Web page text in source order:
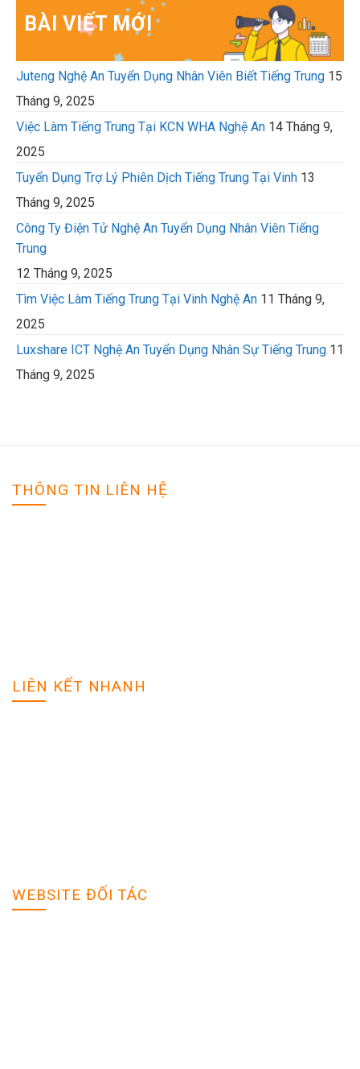
BÀI VIẾT MỚI
Juteng Nghệ An Tuyển Dụng Nhân Viên Biết Tiếng Trung 15
Tháng 9, 2025
Việc Làm Tiếng Trung Tại KCN WHA Nghệ An 14 Tháng 9,
2025
Tuyển Dụng Trợ Lý Phiên Dịch Tiếng Trung Tại Vinh 13
Tháng 9, 2025
Công Ty Điện Tử Nghệ An Tuyển Dụng Nhân Viên Tiếng
Trung
12 Tháng 9, 2025
Tìm Việc Làm Tiếng Trung Tại Vinh Nghệ An 11 Tháng 9,
2025
Luxshare ICT Nghệ An Tuyển Dụng Nhân Sự Tiếng Trung 11
Tháng 9, 2025
THÔNG TIN LIÊN HỆ
LIÊN KẾT NHANH
WEBSITE ĐỐI TÁC